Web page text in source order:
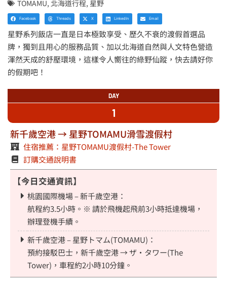
TOMAMU, 北海道行程, 星野
Facebook Threads X LinkedIn Email
星野系列飯店一直是日本極致享受、歷久不衰的渡假首選品
牌，獨到且用心的服務品質、加以北海道自然與人文特色營造
渾然天成的舒壓環境，這樣令人嚮往的綠野仙蹤，快去請好你
的假期吧！
DAY
1
新千歲空港 → 星野TOMAMU滑雪渡假村
住宿推薦：星野TOMAMU渡假村-The Tower
訂購交通說明書
【今日交通資訊】
桃園國際機場 – 新千歲空港：
航程約3.5小時。※ 請於飛機起飛前3小時抵達機場，
辦理登機手續。
新千歲空港 – 星野トマム(TOMAMU)：
預約接駁巴士，新千歲空港 → ザ・タワー(The
Tower)，車程約2小時10分鐘。